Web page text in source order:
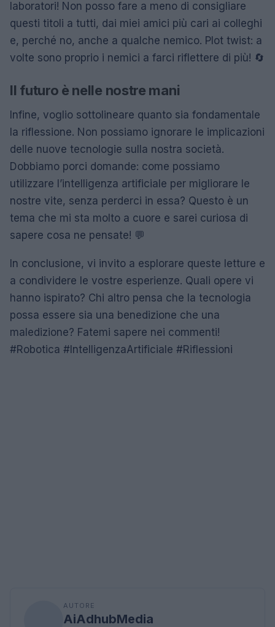
laboratori! Non posso fare a meno di consigliare
questi titoli a tutti, dai miei amici più cari ai colleghi
e, perché no, anche a qualche nemico. Plot twist: a
volte sono proprio i nemici a farci riflettere di più! 🔄
Il futuro è nelle nostre mani
Infine, voglio sottolineare quanto sia fondamentale
la riflessione. Non possiamo ignorare le implicazioni
delle nuove tecnologie sulla nostra società.
Dobbiamo porci domande: come possiamo
utilizzare l’intelligenza artificiale per migliorare le
nostre vite, senza perderci in essa? Questo è un
tema che mi sta molto a cuore e sarei curiosa di
sapere cosa ne pensate! 💬
In conclusione, vi invito a esplorare queste letture e
a condividere le vostre esperienze. Quali opere vi
hanno ispirato? Chi altro pensa che la tecnologia
possa essere sia una benedizione che una
maledizione? Fatemi sapere nei commenti!
#Robotica #IntelligenzaArtificiale #Riflessioni
AUTORE
AiAdhubMedia